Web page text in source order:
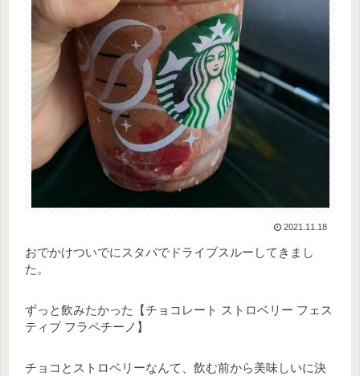
2021.11.18
おでかけついでにスタバでドライブスルーしてきまし
た。
ずっと飲みたかった【チョコレート ストロベリー フェス
ティブ フラペチーノ】
チョコとストロベリーなんて、飲む前から美味しいに決